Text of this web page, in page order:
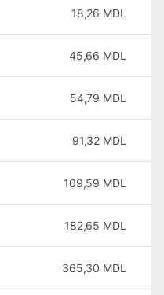
18,26 MDL
45,66 MDL
54,79 MDL
91,32 MDL
109,59 MDL
182,65 MDL
365,30 MDL